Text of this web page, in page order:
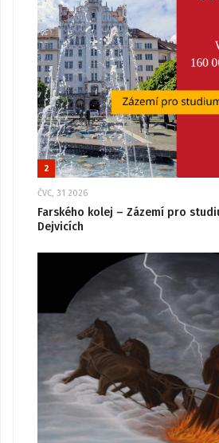
2
ČVC, 31 2026
Farského kolej – Zázemí pro
Dejvicích